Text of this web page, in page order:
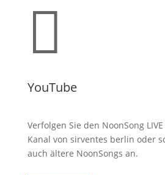

YouTube
Verfolgen Sie den NoonSong
Kanal von sirventes berlin oder
auch ältere NoonSongs an.